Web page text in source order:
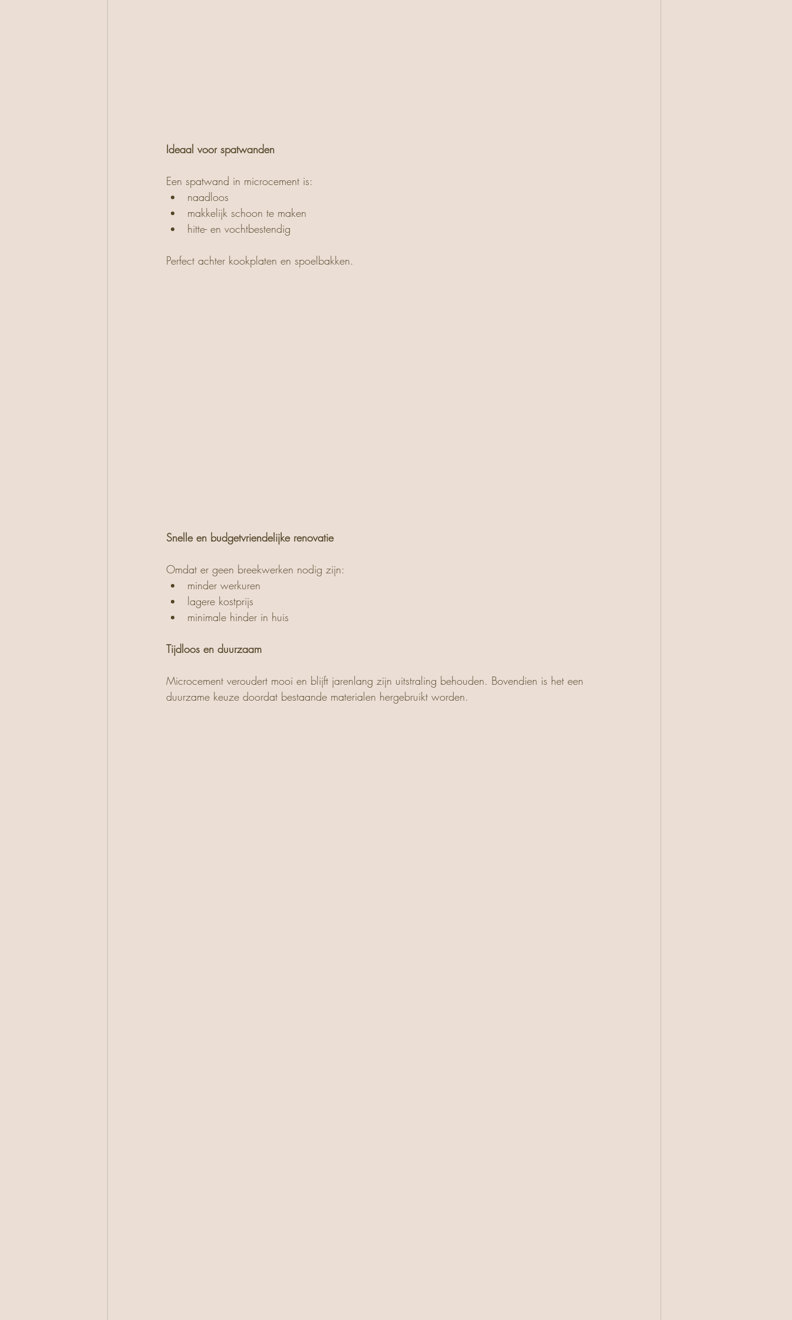
Ideaal voor spatwanden
Een spatwand in microcement is:
naadloos
makkelijk schoon te maken
hitte- en vochtbestendig
Perfect achter kookplaten en spoelbakken.
Snelle en budgetvriendelijke renovatie
Omdat er geen breekwerken nodig zijn:
minder werkuren
lagere kostprijs
minimale hinder in huis
Tijdloos en duurzaam
Microcement veroudert mooi en blijft jarenlang zijn uitstraling behouden. Bovendien is het een
duurzame keuze doordat bestaande materialen hergebruikt worden.